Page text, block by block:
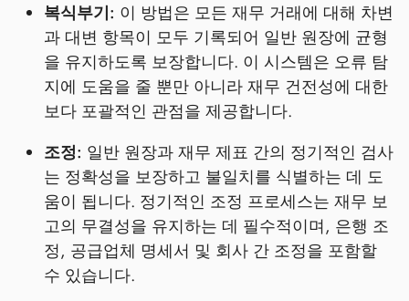
복식부기: 이 방법은 모든 재무 거래에 대해 차변
과 대변 항목이 모두 기록되어 일반 원장에 균형
을 유지하도록 보장합니다. 이 시스템은 오류 탐
지에 도움을 줄 뿐만 아니라 재무 건전성에 대한
보다 포괄적인 관점을 제공합니다.
조정: 일반 원장과 재무 제표 간의 정기적인 검사
는 정확성을 보장하고 불일치를 식별하는 데 도
움이 됩니다. 정기적인 조정 프로세스는 재무 보
고의 무결성을 유지하는 데 필수적이며, 은행 조
정, 공급업체 명세서 및 회사 간 조정을 포함할
수 있습니다.